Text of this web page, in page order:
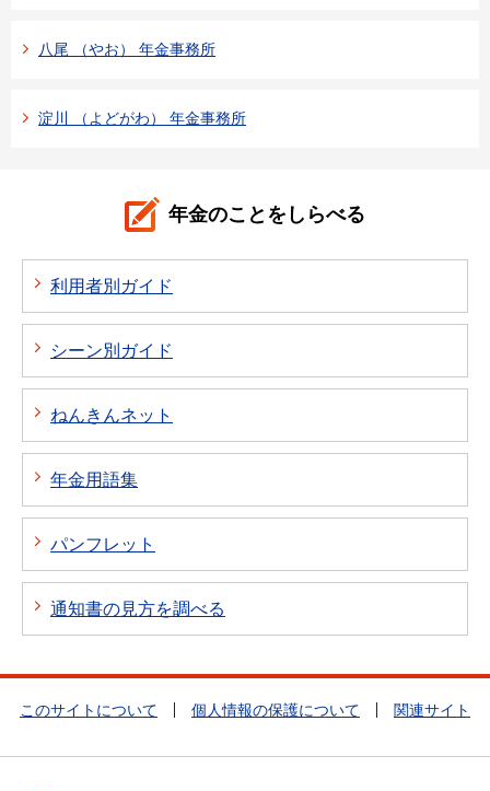
八尾 （やお） 年金事務所
淀川 （よどがわ） 年金事務所
年金のことをしらべる
利用者別ガイド
シーン別ガイド
ねんきんネット
年金用語集
パンフレット
通知書の見方を調べる
このサイトについて 個人情報の保護について 関連サイト